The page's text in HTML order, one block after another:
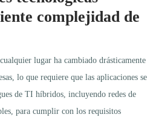
complejidad de
lugar ha cambiado drásticamente
lo que requiere que las aplicaciones se
de TI híbridos, incluyendo redes de
para cumplir con los requisitos